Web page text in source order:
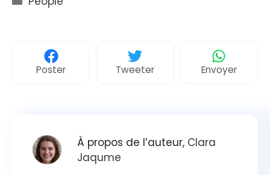
Poster Tweeter Envoyer
À propos de l’auteur, Clara
Jaqume